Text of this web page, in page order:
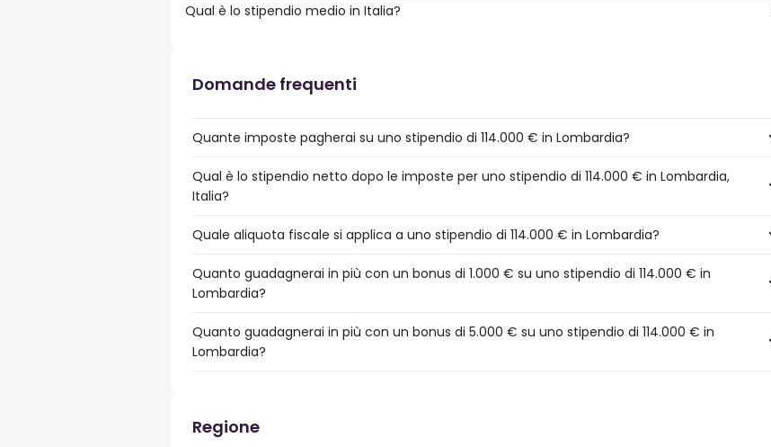
Qual è lo stipendio medio in Italia?
Domande frequenti
Quante imposte pagherai su uno stipendio di 114.000 € in Lombardia?
Qual è lo stipendio netto dopo le imposte per uno stipendio di 114.000 € in Lombardia,
Italia?
Quale aliquota fiscale si applica a uno stipendio di 114.000 € in Lombardia?
Quanto guadagnerai in più con un bonus di 1.000 € su uno stipendio di 114.000 € in
Lombardia?
Quanto guadagnerai in più con un bonus di 5.000 € su uno stipendio di 114.000 € in
Lombardia?
Regione